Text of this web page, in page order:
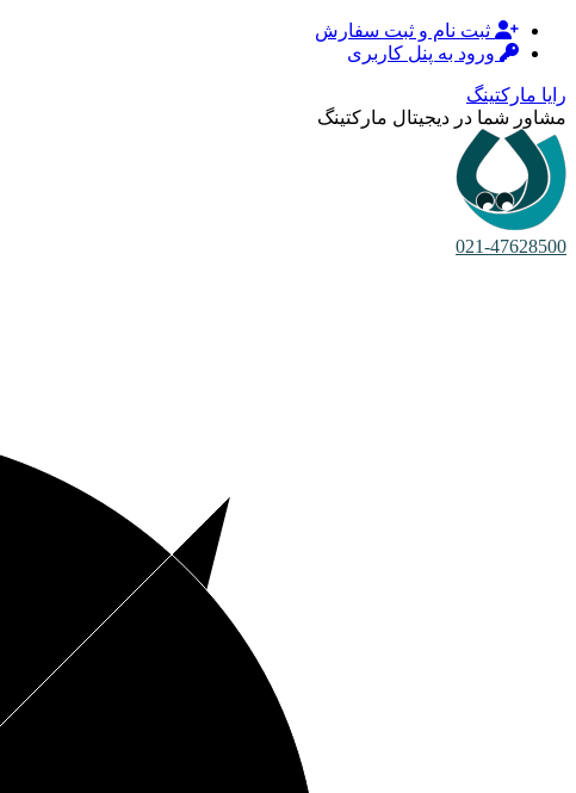
ثبت نام و ثبت سفارش
ورود به پنل کاربری
رایا مارکتینگ
مشاور شما در دیجیتال مارکتینگ
021-47628500